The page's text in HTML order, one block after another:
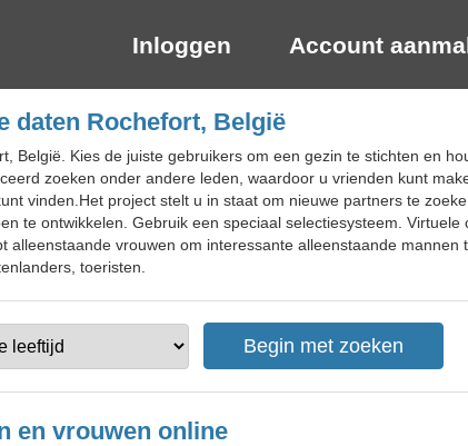
Inloggen Account
daten Rochefort, België
België. Kies de juiste gebruikers om een gezin te stichten en
zoeken onder andere leden, waardoor u vrienden kunt
vinden.Het project stelt u in staat om nieuwe partners te
te ontwikkelen. Gebruik een speciaal selectiesysteem. Virtuele
vrouwen om interessante alleenstaande mannen
toeristen.
en vrouwen online